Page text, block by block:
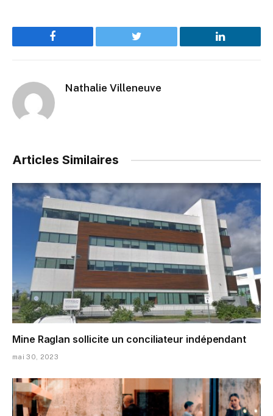
Facebook Twitter LinkedIn
Nathalie Villeneuve
Articles Similaires
Mine Raglan sollicite un conciliateur indépendant
mai 30, 2023